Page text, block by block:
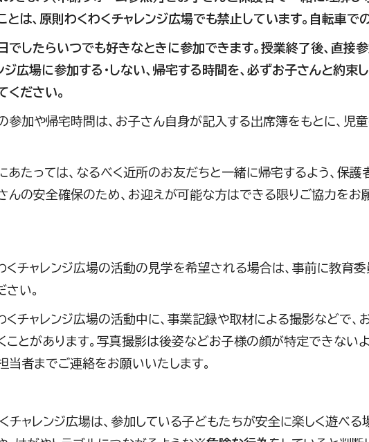
とは、原則わくわくチャレンジ広場でも禁止しています。自転車で
でしたらいつでも好きなときに参加できます。授業終了後、直接
ジ広場に参加する・しない、帰宅する時間を、必ずお子さんと約束
ください。
参加や帰宅時間は、お子さん自身が記入する出席簿をもとに、児
あたっては、なるべく近所のお友だちと一緒に帰宅するよう、保護
んの安全確保のため、お迎えが可能な方はできる限りご協力をお
くチャレンジ広場の活動の見学を希望される場合は、事前に教育
さい。
くチャレンジ広場の活動中に、事業記録や取材による撮影などで
ことがあります。写真撮影は後姿などお子様の顔が特定できない
当者までご連絡をお願いいたします。
ャレンジ広場は、参加している子どもたちが安全に楽しく遊べる